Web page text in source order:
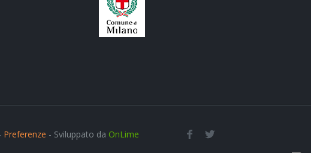
Preferenze - Sviluppato da OnLime